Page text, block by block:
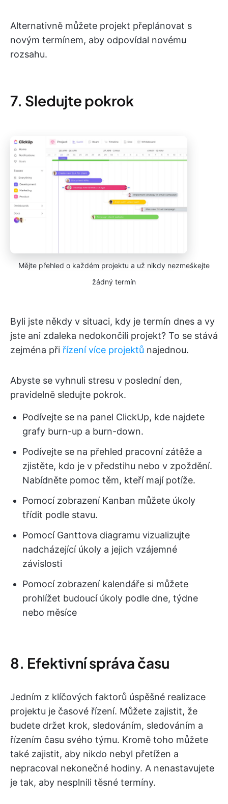
Alternativně můžete projekt přeplánovat s
novým termínem, aby odpovídal novému
rozsahu.
7. Sledujte pokrok
Mějte přehled o každém projektu a už nikdy nezmeškejte
žádný termín
Byli jste někdy v situaci, kdy je termín dnes a vy
jste ani zdaleka nedokončili projekt? To se stává
zejména při řízení více projektů najednou.
Abyste se vyhnuli stresu v poslední den,
pravidelně sledujte pokrok.
Podívejte se na panel ClickUp, kde najdete
grafy burn-up a burn-down.
Podívejte se na přehled pracovní zátěže a
zjistěte, kdo je v předstihu nebo v zpoždění.
Nabídněte pomoc těm, kteří mají potíže.
Pomocí zobrazení Kanban můžete úkoly
třídit podle stavu.
Pomocí Ganttova diagramu vizualizujte
nadcházející úkoly a jejich vzájemné
závislosti
Pomocí zobrazení kalendáře si můžete
prohlížet budoucí úkoly podle dne, týdne
nebo měsíce
8. Efektivní správa času
Jedním z klíčových faktorů úspěšné realizace
projektu je časové řízení. Můžete zajistit, že
budete držet krok, sledováním, sledováním a
řízením času svého týmu. Kromě toho můžete
také zajistit, aby nikdo nebyl přetížen a
nepracoval nekonečné hodiny. A nenastavujete
je tak, aby nesplnili těsné termíny.